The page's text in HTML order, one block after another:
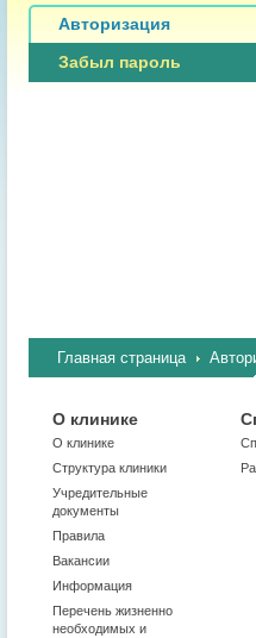
Авторизация
Забыл пароль
Главная страница
О клинике
О клинике
Структура клиники
Учредительные
документы
Правила
Вакансии
Информация
Перечень жизненно
необходимых и